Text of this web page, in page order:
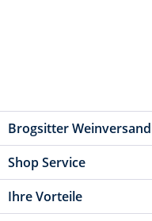
Brogsitter Weinversand
Shop Service
Ihre Vorteile